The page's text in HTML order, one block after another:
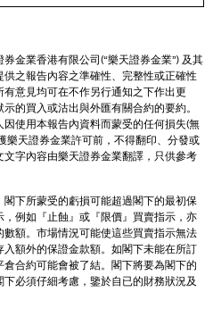
金業香港有限公司(“樂天證券金業”) 及其
之報告內容之準確性、完整性或正確性
意見均可在不作另行通知之下作出更
的買入或沽出與外匯有關合約的要約。
使用本報告內資料而蒙受的任何損失(無
樂天證券金業許可前，不得翻印、分發或
字內容由樂天證券金業翻譯，只供參考
下所蒙受的虧損可能超過閣下的最初保
例如『止蝕』或『限價』買賣指示，亦
額。市場情況可能使這些買賣指示無法
額外的保證金款額。如閣下未能在所訂
合約可能會被了結。閣下將要為閣下的
必須仔細考慮，鑒於自已的財務狀況及